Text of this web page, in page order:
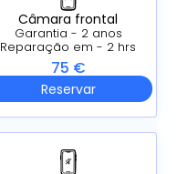
Câmara frontal
Garantia - 2 anos
Reparação em - 2 hrs
75 €
Reservar